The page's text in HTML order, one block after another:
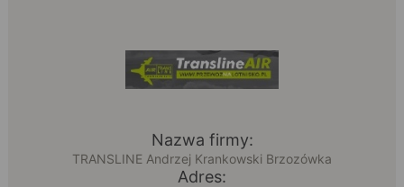
Nazwa firmy:
TRANSLINE Andrzej Krankowski Brzozówka
Adres: